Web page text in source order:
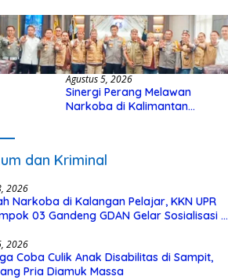
Agustus 5, 2026
Sinergi Perang Melawan
Narkoba di Kalimantan
dan Kriminal
2026
Narkoba di Kalangan Pelajar, KKN UPR
03 Gandeng GDAN Gelar Sosialisasi di
2026
Coba Culik Anak Disabilitas di Sampit,
Pria Diamuk Massa